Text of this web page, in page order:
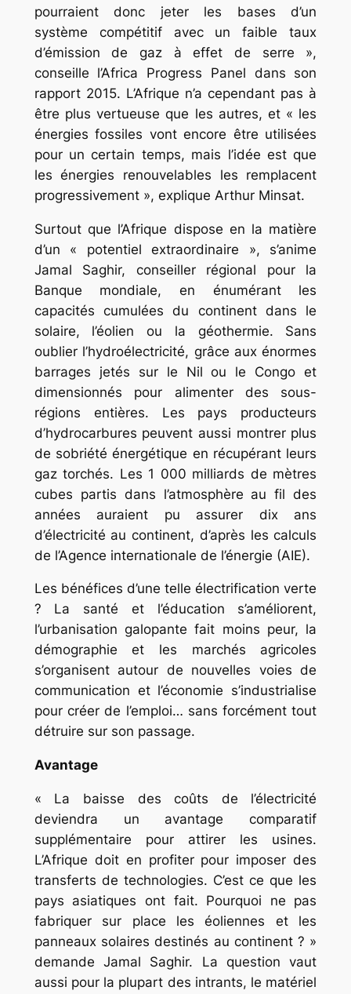
pourraient donc jeter les bases d’un
système compétitif avec un faible taux
d’émission de gaz à effet de serre »,
conseille l’Africa Progress Panel dans son
rapport 2015. L’Afrique n’a cependant pas à
être plus vertueuse que les autres, et « les
énergies fossiles vont encore être utilisées
pour un certain temps, mais l’idée est que
les énergies renouvelables les remplacent
progressivement », explique Arthur Minsat.
Surtout que l’Afrique dispose en la matière
d’un « potentiel extraordinaire », s’anime
Jamal Saghir, conseiller régional pour la
Banque mondiale, en énumérant les
capacités cumulées du continent dans le
solaire, l’éolien ou la géothermie. Sans
oublier l’hydroélectricité, grâce aux énormes
barrages jetés sur le Nil ou le Congo et
dimensionnés pour alimenter des sous-
régions entières. Les pays producteurs
d’hydrocarbures peuvent aussi montrer plus
de sobriété énergétique en récupérant leurs
gaz torchés. Les 1 000 milliards de mètres
cubes partis dans l’atmosphère au fil des
années auraient pu assurer dix ans
d’électricité au continent, d’après les calculs
de l’Agence internationale de l’énergie (AIE).
Les bénéfices d’une telle électrification verte
? La santé et l’éducation s’améliorent,
l’urbanisation galopante fait moins peur, la
démographie et les marchés agricoles
s’organisent autour de nouvelles voies de
communication et l’économie s’industrialise
pour créer de l’emploi… sans forcément tout
détruire sur son passage.
Avantage
« La baisse des coûts de l’électricité
deviendra un avantage comparatif
supplémentaire pour attirer les usines.
L’Afrique doit en profiter pour imposer des
transferts de technologies. C’est ce que les
pays asiatiques ont fait. Pourquoi ne pas
fabriquer sur place les éoliennes et les
panneaux solaires destinés au continent ? »
demande Jamal Saghir. La question vaut
aussi pour la plupart des intrants, le matériel